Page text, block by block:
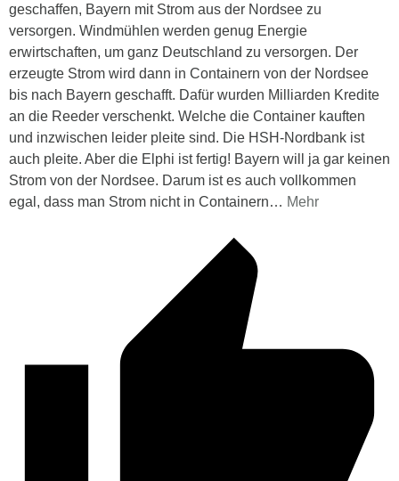
geschaffen, Bayern mit Strom aus der Nordsee zu
versorgen. Windmühlen werden genug Energie
erwirtschaften, um ganz Deutschland zu versorgen. Der
erzeugte Strom wird dann in Containern von der Nordsee
bis nach Bayern geschafft. Dafür wurden Milliarden Kredite
an die Reeder verschenkt. Welche die Container kauften
und inzwischen leider pleite sind. Die HSH-Nordbank ist
auch pleite. Aber die Elphi ist fertig! Bayern will ja gar keinen
Strom von der Nordsee. Darum ist es auch vollkommen
egal, dass man Strom nicht in Containern… Mehr